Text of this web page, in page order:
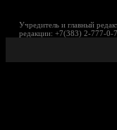
Учредитель и главный
редакции: +7(383) 2-777-0-